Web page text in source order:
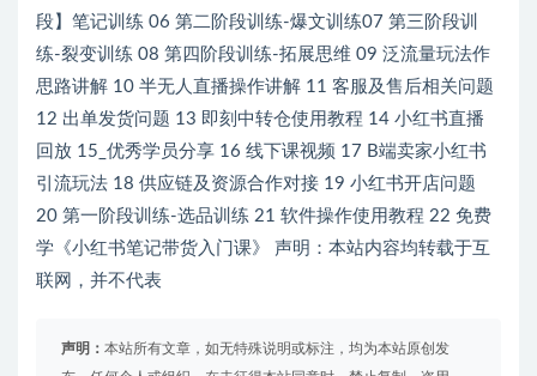
段】笔记训练 06 第二阶段训练-爆文训练07 第三阶段训
练-裂变训练 08 第四阶段训练-拓展思维 09 泛流量玩法作
思路讲解 10 半无人直播操作讲解 11 客服及售后相关问题
12 出单发货问题 13 即刻中转仓使用教程 14 小红书直播
回放 15_优秀学员分享 16 线下课视频 17 B端卖家小红书
引流玩法 18 供应链及资源合作对接 19 小红书开店问题
20 第一阶段训练-选品训练 21 软件操作使用教程 22 免费
学《小红书笔记带货入门课》 声明：本站内容均转载于互
联网，并不代表
声明： 本站所有文章，如无特殊说明或标注，均为本站原创发